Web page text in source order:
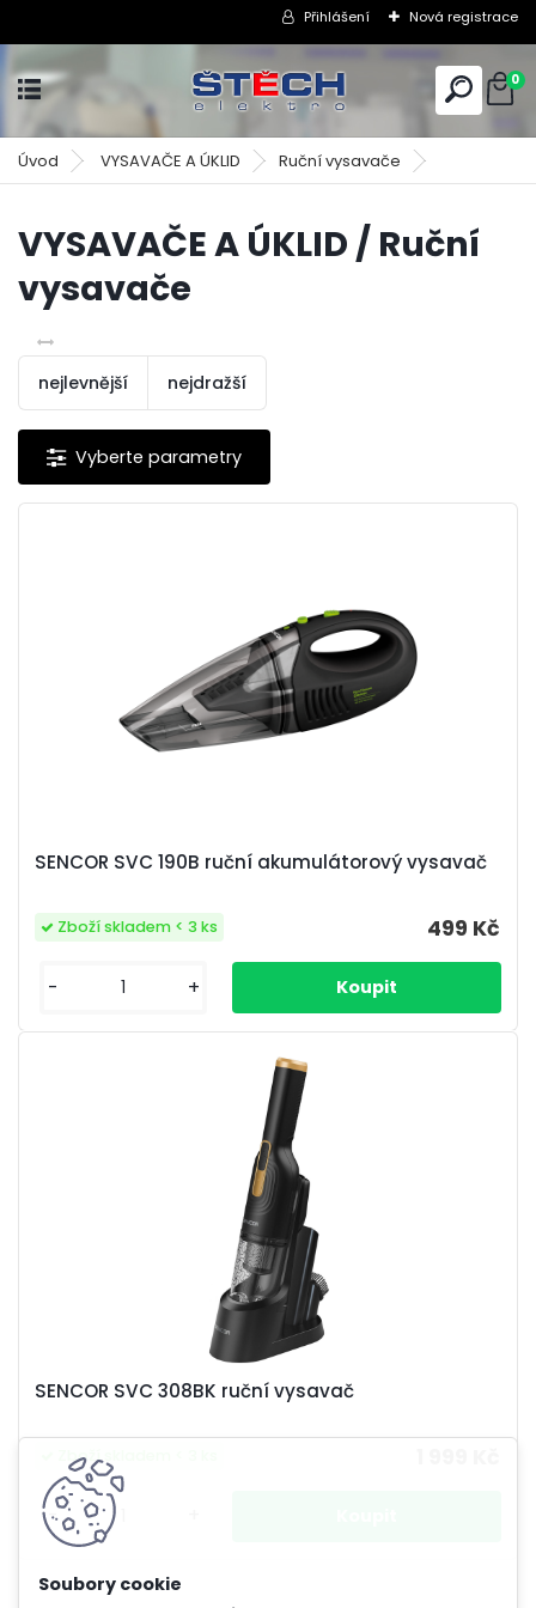
Přihlášení Nová registrace
0
Úvod VYSAVAČE A ÚKLID Ruční vysavače
VYSAVAČE A ÚKLID / Ruční
vysavače
nejlevnější nejdražší
SENCOR SVC 190B ruční akumulátorový vysavač
499 Kč
Zboží skladem < 3 ks
- +
SENCOR SVC 308BK ruční vysavač
Zboží skladem < 3 ks
-